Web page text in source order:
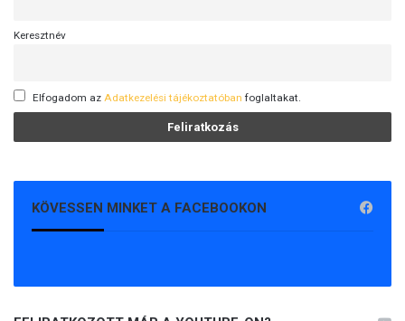
Keresztnév
Elfogadom az Adatkezelési tájékoztatóban foglaltakat.
KÖVESSEN MINKET A FACEBOOKON